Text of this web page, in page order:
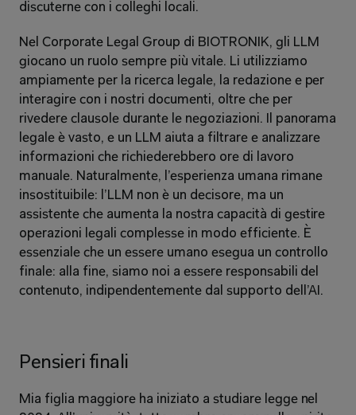
discuterne con i colleghi locali.
Nel Corporate Legal Group di BIOTRONIK, gli LLM
giocano un ruolo sempre più vitale. Li utilizziamo
ampiamente per la ricerca legale, la redazione e per
interagire con i nostri documenti, oltre che per
rivedere clausole durante le negoziazioni. Il panorama
legale è vasto, e un LLM aiuta a filtrare e analizzare
informazioni che richiederebbero ore di lavoro
manuale. Naturalmente, l’esperienza umana rimane
insostituibile: l’LLM non è un decisore, ma un
assistente che aumenta la nostra capacità di gestire
operazioni legali complesse in modo efficiente. È
essenziale che un essere umano esegua un controllo
finale: alla fine, siamo noi a essere responsabili del
contenuto, indipendentemente dal supporto dell’AI.
Pensieri finali
Mia figlia maggiore ha iniziato a studiare legge nel